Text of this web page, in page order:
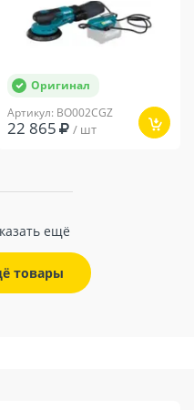
Оригинал
Артикул: BO002CGZ
22 865 / шт
ещё
товары